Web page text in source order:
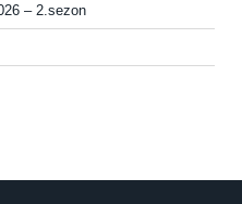
– 2.sezon